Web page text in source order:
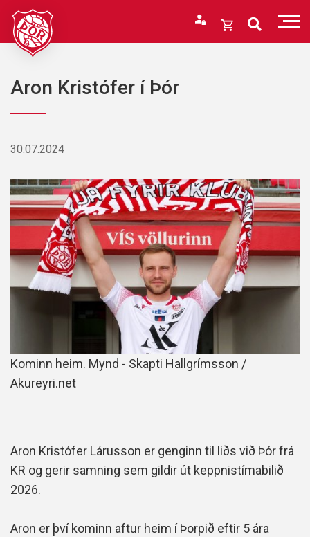
Fara
efni
Opna
Karfan þín
Aron Kristófer í Þór
30.07.2024
Kominn heim. Mynd - Skapti Hallgrímsson /
Akureyri.net
Aron Kristófer Lárusson er genginn til liðs við Þór frá
KR og gerir samning sem gildir út keppnistímabilið
2026.
Aron er því kominn aftur heim í Þorpið eftir 5 ára